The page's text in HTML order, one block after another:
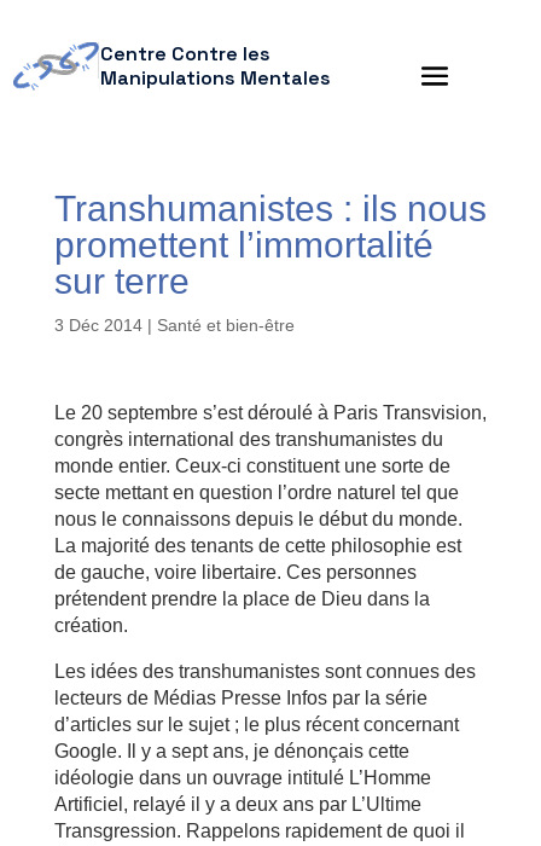
Centre Contre les
Manipulations Mentales
Transhumanistes : ils nous
promettent l’immortalité
sur terre
3 Déc 2014| Santé et bien-être
Le 20 septembre s’est déroulé à Paris Transvision,
congrès international des transhumanistes du
monde entier. Ceux-ci constituent une sorte de
secte mettant en question l’ordre naturel tel que
nous le connaissons depuis le début du monde.
La majorité des tenants de cette philosophie est
de gauche, voire libertaire. Ces personnes
prétendent prendre la place de Dieu dans la
création.
Les idées des transhumanistes sont connues des
lecteurs de Médias Presse Infos par la série
d’articles sur le sujet ; le plus récent concernant
Google. Il y a sept ans, je dénonçais cette
idéologie dans un ouvrage intitulé L’Homme
Artificiel, relayé il y a deux ans par L’Ultime
Transgression. Rappelons rapidement de quoi il